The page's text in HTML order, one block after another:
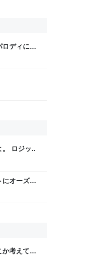
ディに使
た
。 ロジッ..
にオーズみ
か考えてみ